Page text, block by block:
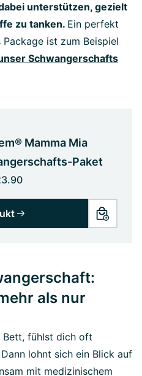
unterstützen, gezielt
zu tanken. Ein perfekt
ist zum Beispiel
Schwangerschafts
Mamma Mia
Paket
als nur
Bett, fühlst dich oft
lohnt sich ein Blick auf
mit medizinischem